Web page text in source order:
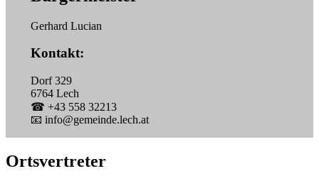
Gerhard Lucian
Kontakt:
Dorf 329
6764 Lech
☎ +43 558 32213
📧 info@gemeinde.lech.at
Ortsvertreter